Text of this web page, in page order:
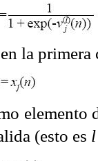
la
elemento
(esto es l